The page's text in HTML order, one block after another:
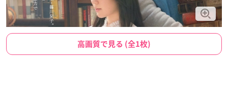
高画質で見る (全1枚)